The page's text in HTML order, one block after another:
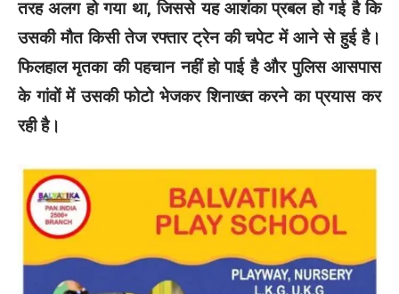
तरह अलग हो गया था, जिससे यह आशंका प्रबल हो गई है कि
उसकी मौत किसी तेज रफ्तार ट्रेन की चपेट में आने से हुई है।
फिलहाल मृतका की पहचान नहीं हो पाई है और पुलिस आसपास
के गांवों में उसकी फोटो भेजकर शिनाख्त करने का प्रयास कर
रही है।